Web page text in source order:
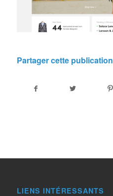
Partager cette publication
LIENS INTÉRESSANTS